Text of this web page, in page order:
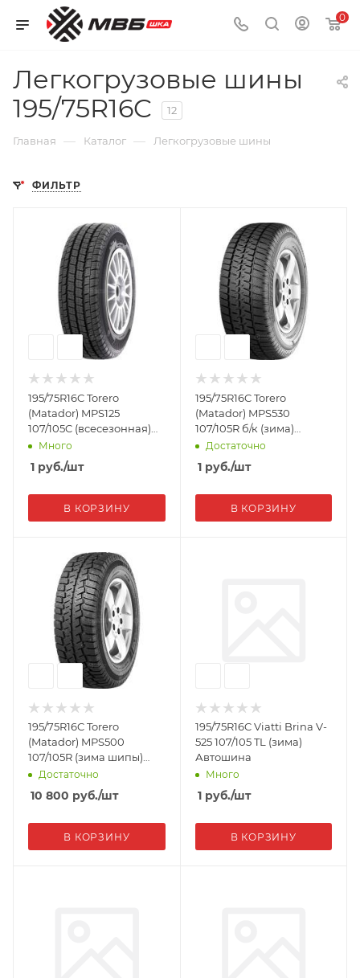
0
Легкогрузовые шины
195/75R16C
12
Главная — Каталог — Легкогрузовые шины
ФИЛЬТР
195/75R16C Torero
(Matador) MPS125
107/105C (всесезонная)
Автошина
Много
1 руб./шт
В КОРЗИНУ
195/75R16C Torero
(Matador) MPS530
107/105R б/к (зима)
Автошина
Достаточно
1руб./шт
В КОРЗИНУ
195/75R16C Torero
(Matador) MPS500
107/105R (зима шипы)
Автошина
Достаточно
10 800 руб./шт
В КОРЗИНУ
195/75R16C Viatti Brina V-
525 107/105 TL (зима)
Автошина
Много
1руб./шт
В КОРЗИНУ